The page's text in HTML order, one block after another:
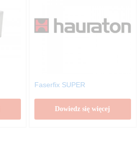
Faserfix SUPER
Dowiedz się więcej